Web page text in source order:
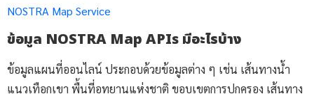
NOSTRA Map Service
ข้อมูล NOSTRA Map APIs มีอะไรบ้าง
ข้อมูลแผนที่ออนไลน์ ประกอบด้วยข้อมูลต่าง ๆ เช่น เส้นทางน้ำ
แนวเทือกเขา พื้นที่อุทยานแห่งชาติ ขอบเขตการปกครอง เส้นทาง